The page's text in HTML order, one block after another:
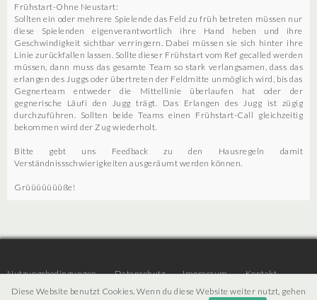
Frühstart-Ohne Neustart:
Sollten ein oder mehrere Spielende das Feld zu früh betreten müssen nur
diese Spielenden eigenverantwortlich ihre Hand heben und ihre
Geschwindigkeit sichtbar verringern. Dabei müssen sie sich hinter ihre
Linie zurückfallen lassen. Sollte dieser Frühstart vom Ref gecalled werden
müssen, dann muss das gesamte Team so stark verlangsamen, dass das
erlangen des Juggs oder übertreten der Feldmitte unmöglich wird, bis das
Gegnerteam entweder die Mittellinie überlaufen hat oder der
gegnerische Läufi den Jugg trägt. Das Erlangen des Jugg ist zügig
durchzuführen. Sollten beide Teams einen Frühstart-Call gleichzeitig
bekommen wird der Zug wiederholt.
Bitte gebt uns Feedback zu den Hausregeln damit
Verständnissschwierigkeiten ausgeräumt werden können.
Grüüüüüüüße!
Nutzungsbedingungen Datenschutz Impressum
Kontakt
Diese Website benutzt Cookies. Wenn du diese Website weiter nutzt, gehen